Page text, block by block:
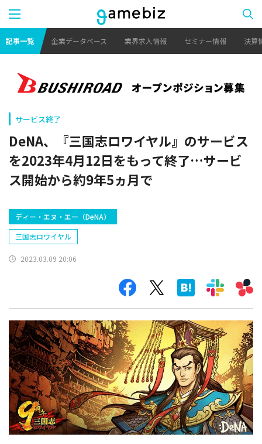
記事一覧 企業データベース 業界求人情報 セミナー情報 決算
サービス終了
DeNA、『三国志ロワイヤル』のサービス
を2023年4月12日をもって終了…サービ
ス開始から約9年5ヵ月で
ディー・エヌ・エー（DeNA）
三国志ロワイヤル
2023.03.09 20:06